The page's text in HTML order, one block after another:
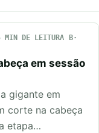
MIN DE LEITURA
em sessão
gigante em
corte na cabeça
etapa…